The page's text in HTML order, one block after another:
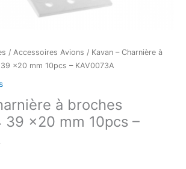
/ Accessoires Avions / Kavan – Charnière à
x20 mm 10pcs – KAV0073A
à broches
39 x20 mm 10pcs –